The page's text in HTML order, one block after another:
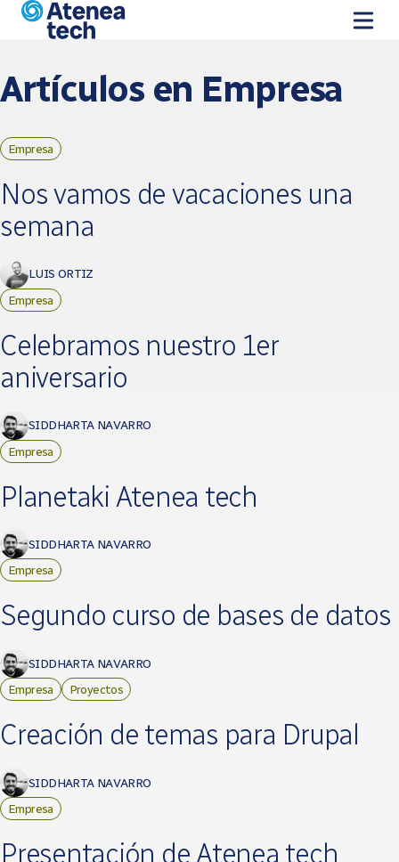
Pasar al contenido principal
Artículos en Empresa
Empresa
Nos vamos de vacaciones una
semana
LUIS ORTIZ
Empresa
Celebramos nuestro 1er
aniversario
SIDDHARTA NAVARRO
Empresa
Planetaki Atenea tech
SIDDHARTA NAVARRO
Empresa
Segundo curso de bases de datos
SIDDHARTA NAVARRO
Empresa Proyectos
Creación de temas para Drupal
SIDDHARTA NAVARRO
Empresa
Presentación de Atenea tech
Páginas